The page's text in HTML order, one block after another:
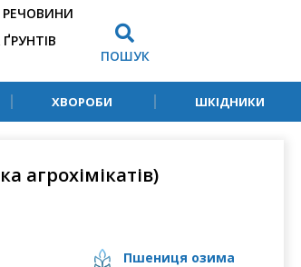
РЕЧОВИНИ
ПОШУК
ХВОРОБИ ШКІДНИКИ
агрохімікатів)
пшениця озима